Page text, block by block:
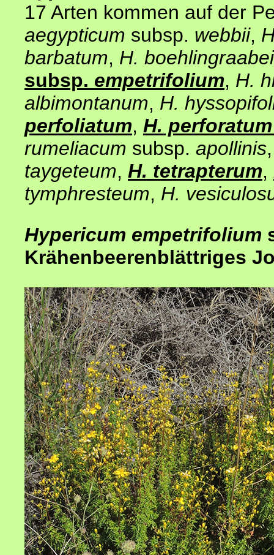
17 Arten kommen auf der
aegypticum subsp. webbii,
barbatum, H. boehlingraabei
subsp. empetrifolium, H.
albimontanum, H.
perfoliatum, H.
rumeliacum subsp. apollinis
taygeteum, H. tetrapterum,
tymphresteum, H.
Hypericum empetrifolium
Krähenbeerenblättriges